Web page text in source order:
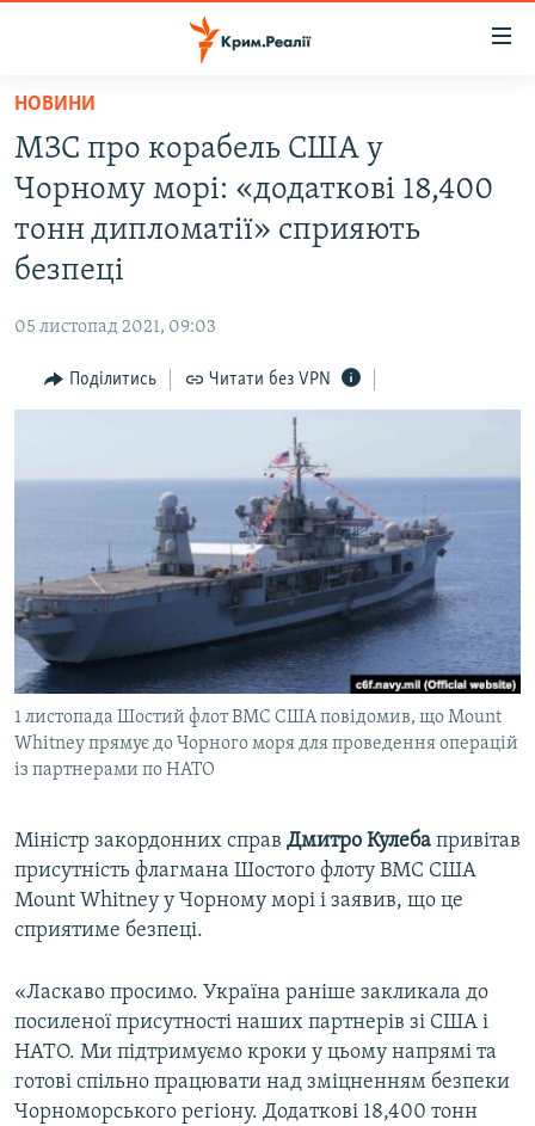
Перейти
основного
матеріалу
Перейти
до
основної
Перейти
пошуку
ВОДА.КРИМ
ВІДЕО ТА ФОТО
ПОЛІТИКА
ІНТЕРВ'Ю
ВІДЕОУРОКИ «ELIFBE»
СВІДЧЕННЯ ОКУПАЦІЇ
УКРАЇНСЬКА ПРОБЛЕМА КРИМУ
ІНФОГРАФІКА
ЯК ОБІЙТИ БЛОКУВАННЯ
Русский
Qırımtatar
ДОЛУЧАЙСЯ!
НОВИНИ
МЗС про корабель США у
Чорному морі: «додаткові 18,400
тонн дипломатії» сприяють
безпеці
05 листопад 2021, 09:03
Поділитись Читати без VPN
1 листопада Шостий флот ВМС США повідомив, що Mount
Whitney прямує до Чорного моря для проведення операцій
із партнерами по НАТО
Міністр закордонних справ Дмитро Кулеба привітав
присутність флагмана Шостого флоту ВМС США
Mount Whitney у Чорному морі і заявив, що це
сприятиме безпеці.
«Ласкаво просимо. Україна раніше закликала до
посиленої присутності наших партнерів зі США і
НАТО. Ми підтримуємо кроки у цьому напрямі та
готові спільно працювати над зміцненням безпеки
Чорноморського регіону. Додаткові 18,400 тонн